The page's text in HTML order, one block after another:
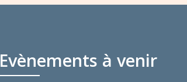
Evènements à venir